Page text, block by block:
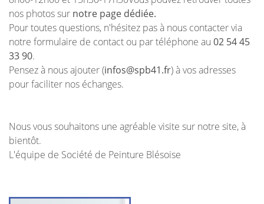
 Recopier le code ci-contre
 Rafraîchir le captcha
désinscrire à tout moment en utilisantle formulaire de désinscription.
INSCRIPTION
nos photos sur notre page dédiée.
Pour toutes questions, n'hésitez pas à nous contacter via
notre formulaire de contact ou par téléphone au 02 54 45
33 90.
Pensez à nous ajouter (infos@spb41.fr) à vos adresses
pour faciliter nos échanges.
Nous vous souhaitons une agréable visite sur notre site, à
bientôt.
L'équipe de Société de Peinture Blésoise